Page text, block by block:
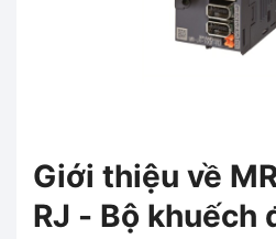
Giới thiệu về
RJ - Bộ khuếch